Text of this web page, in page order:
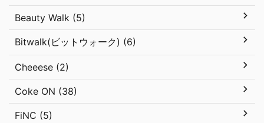
Beauty Walk (5)
Bitwalk(ビットウォーク) (6)
Cheeese (2)
Coke ON (38)
FiNC (5)